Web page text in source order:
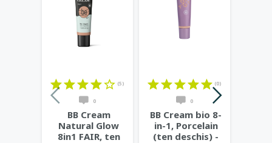
(5)
0
BB Cream
Natural Glow
8in1 FAIR, ten
(0)
0
BB Cream bio 8-
in-1, Porcelain
(ten deschis) -